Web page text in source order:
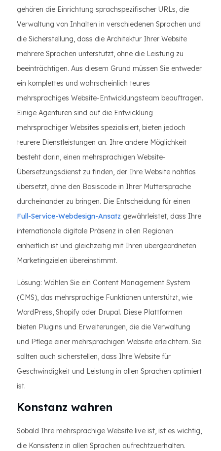
gehören die Einrichtung sprachspezifischer URLs, die
Verwaltung von Inhalten in verschiedenen Sprachen und
die Sicherstellung, dass die Architektur Ihrer Website
mehrere Sprachen unterstützt, ohne die Leistung zu
beeinträchtigen. Aus diesem Grund müssen Sie entweder
ein komplettes und wahrscheinlich teures
mehrsprachiges Website-Entwicklungsteam beauftragen.
Einige Agenturen sind auf die Entwicklung
mehrsprachiger Websites spezialisiert, bieten jedoch
teurere Dienstleistungen an. Ihre andere Möglichkeit
besteht darin, einen mehrsprachigen Website-
Übersetzungsdienst zu finden, der Ihre Website nahtlos
übersetzt, ohne den Basiscode in Ihrer Muttersprache
durcheinander zu bringen. Die Entscheidung für einen
Full-Service-Webdesign-Ansatz gewährleistet, dass Ihre
internationale digitale Präsenz in allen Regionen
einheitlich ist und gleichzeitig mit Ihren übergeordneten
Marketingzielen übereinstimmt.
Lösung: Wählen Sie ein Content Management System
(CMS), das mehrsprachige Funktionen unterstützt, wie
WordPress, Shopify oder Drupal. Diese Plattformen
bieten Plugins und Erweiterungen, die die Verwaltung
und Pflege einer mehrsprachigen Website erleichtern. Sie
sollten auch sicherstellen, dass Ihre Website für
Geschwindigkeit und Leistung in allen Sprachen optimiert
ist.
Konstanz wahren
Sobald Ihre mehrsprachige Website live ist, ist es wichtig,
die Konsistenz in allen Sprachen aufrechtzuerhalten.